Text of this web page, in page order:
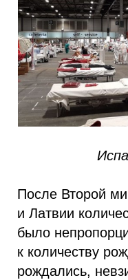
После Второй
и Латвии
было
к количеству
рождались,